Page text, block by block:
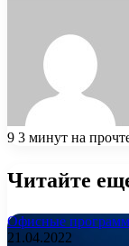
9 3 минут на
Читайте
Офисные
21.04.2022